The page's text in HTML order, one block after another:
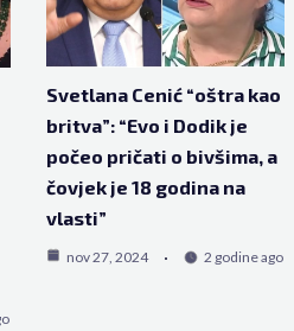
Svetlana Cenić “oštra kao
britva”: “Evo i Dodik je
počeo pričati o bivšima, a
čovjek je 18 godina na
vlasti”
nov 27, 2024 2 godine ago